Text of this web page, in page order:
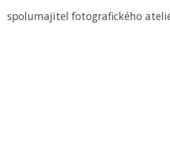
spolumajitel fotografického